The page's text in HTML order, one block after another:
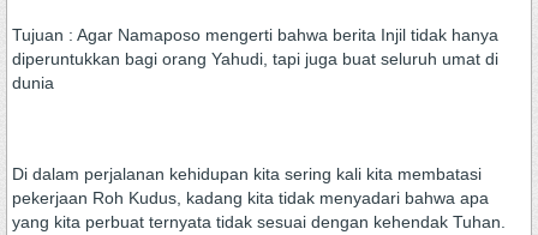
Tujuan : Agar Namaposo mengerti bahwa berita Injil tidak hanya
diperuntukkan bagi orang Yahudi, tapi juga buat seluruh umat di
dunia
Di dalam perjalanan kehidupan kita sering kali kita membatasi
pekerjaan Roh Kudus, kadang kita tidak menyadari bahwa apa
yang kita perbuat ternyata tidak sesuai dengan kehendak Tuhan.